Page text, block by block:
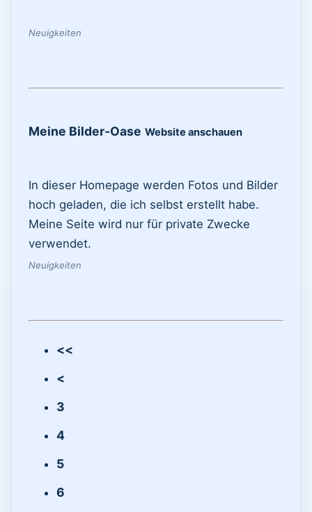
Neuigkeiten
Meine Bilder-Oase Website anschauen
In dieser Homepage werden Fotos und Bilder
hoch geladen, die ich selbst erstellt habe.
Meine Seite wird nur für private Zwecke
verwendet.
Neuigkeiten
<<
<
3
4
5
6